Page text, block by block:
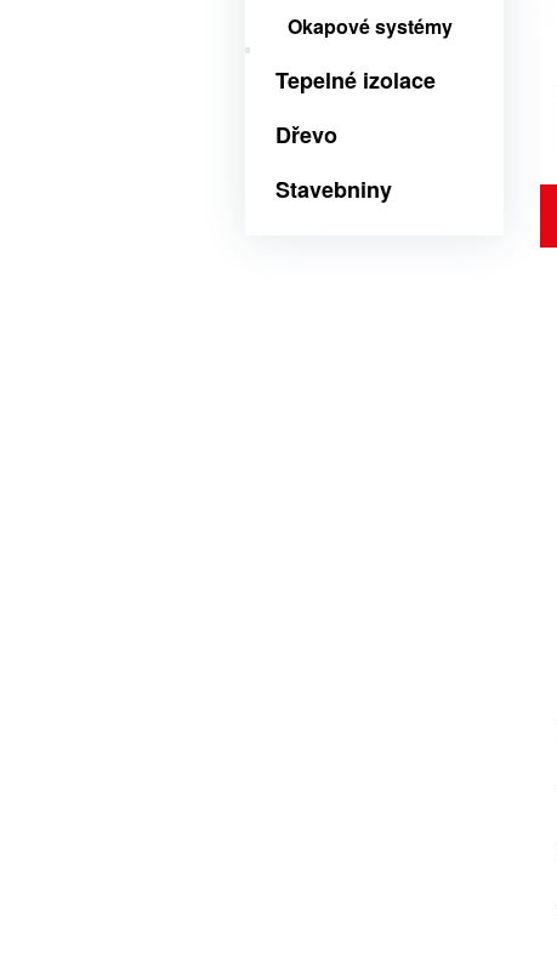
Okapové systémy
Tepelné izolace
Dřevo
Stavebniny